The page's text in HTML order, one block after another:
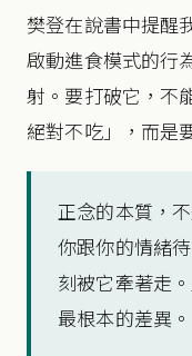
樊登在說書中提醒
啟動進食模式的行
射。要打破它，不
絕對不吃」，而是
正念的本質，
你跟你的情緒
刻被它牽著走
最根本的差異。